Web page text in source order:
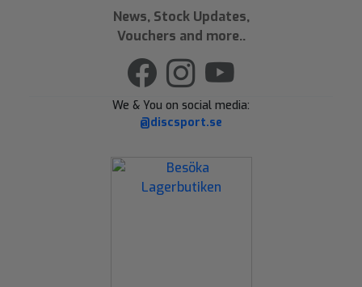
News, Stock Updates,
Vouchers and more..
We & You on social media:
@discsport.se